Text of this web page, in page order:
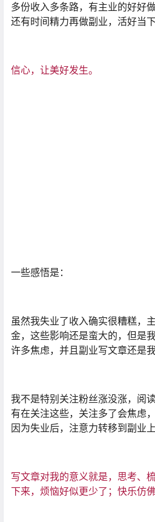
多份收入多条路，有主业的好好
还有时间精力再做副业，活好当下
信心，让美好发生。
一些感悟是：
虽然我失业了收入确实很糟糕，
金，这些影响还是蛮大的，但是
许多焦虑，并且副业写文章还是我
我不是特别关注粉丝涨没涨，阅
有在关注这些，关注多了会焦虑
因为失业后，注意力转移到副业上
写文章对我的意义就是，思考、
下来，烦恼好似更少了；快乐仿